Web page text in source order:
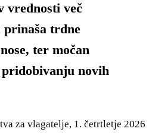
vrednosti več
trdne
ter močan
novih
za vlagatelje, 1. četrtletje 2026